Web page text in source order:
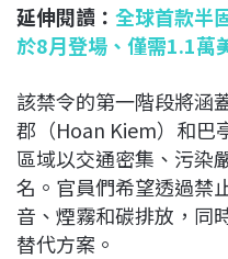
延伸閱讀： 全球首款半
於8月登場、僅需1.1萬
該禁令的第一階段將涵
郡（Hoan Kiem）和巴
區域以交通密集、污染
名。官員們希望透過禁
音、煙霧和碳排放，同
替代方案。